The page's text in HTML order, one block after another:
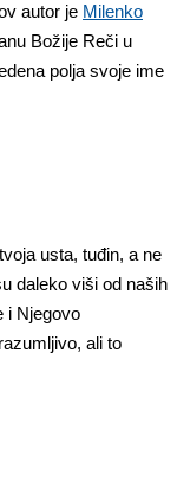
autor je Milenko
Božije Reči u
polja svoje ime
usta, tuđin, a ne
daleko viši od naših
i Njegovo
ali to